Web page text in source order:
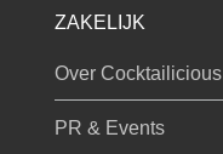
ZAKELIJK
Over Cocktailicious
PR & Events